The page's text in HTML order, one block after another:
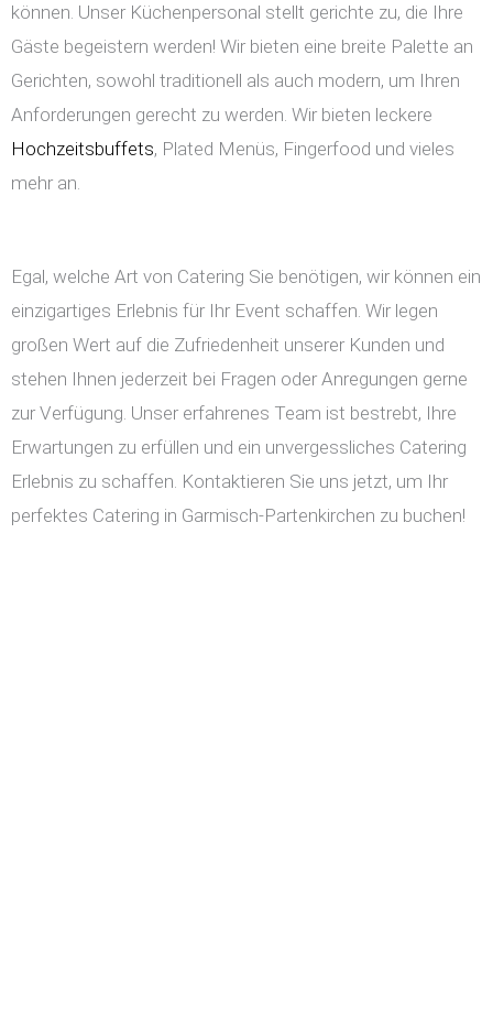
können. Unser Küchenpersonal stellt gerichte zu, die Ihre
Gäste begeistern werden! Wir bieten eine breite Palette an
Gerichten, sowohl traditionell als auch modern, um Ihren
Anforderungen gerecht zu werden. Wir bieten leckere
Hochzeitsbuffets, Plated Menüs, Fingerfood und vieles
mehr an.
Egal, welche Art von Catering Sie benötigen, wir können ein
einzigartiges Erlebnis für Ihr Event schaffen. Wir legen
großen Wert auf die Zufriedenheit unserer Kunden und
stehen Ihnen jederzeit bei Fragen oder Anregungen gerne
zur Verfügung. Unser erfahrenes Team ist bestrebt, Ihre
Erwartungen zu erfüllen und ein unvergessliches Catering
Erlebnis zu schaffen. Kontaktieren Sie uns jetzt, um Ihr
perfektes Catering in Garmisch-Partenkirchen zu buchen!